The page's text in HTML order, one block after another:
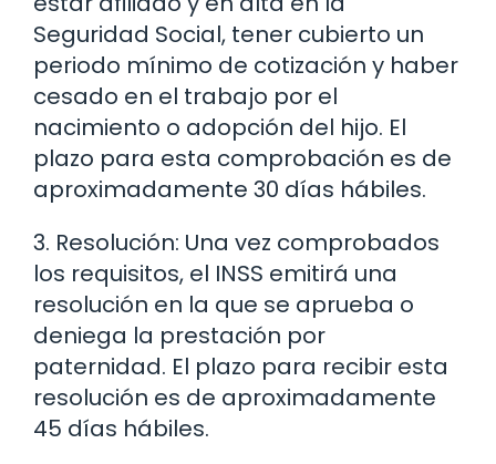
Seguridad Social, tener cubierto un
periodo mínimo de cotización y haber
cesado en el trabajo por el
nacimiento o adopción del hijo. El
plazo para esta comprobación es de
aproximadamente 30 días hábiles.
3. Resolución: Una vez comprobados
los requisitos, el INSS emitirá una
resolución en la que se aprueba o
deniega la prestación por
paternidad. El plazo para recibir esta
resolución es de aproximadamente
45 días hábiles.